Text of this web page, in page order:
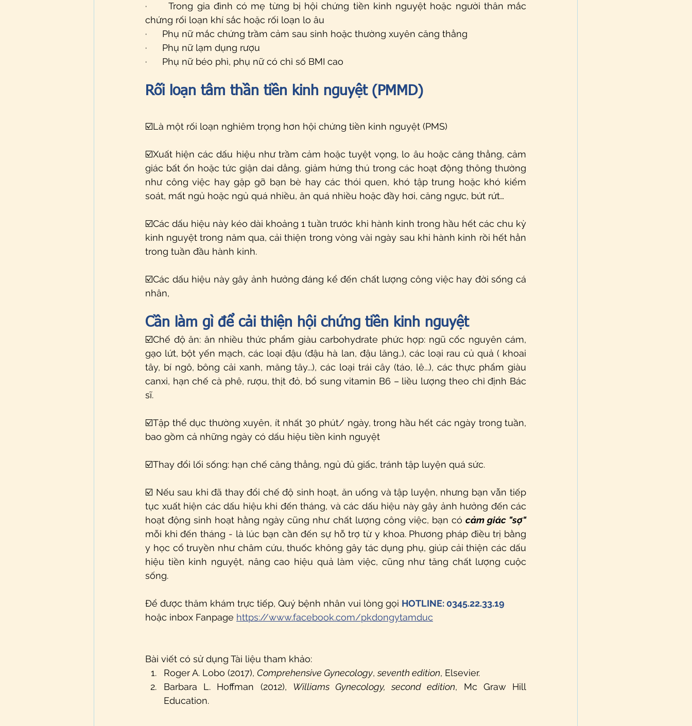
·      Trong gia đình có mẹ từng bị hội chứng tiền kinh nguyệt hoặc người thân mắc
chứng rối loạn khí sắc hoặc rối loạn lo âu
·      Phụ nữ mắc chứng trầm cảm sau sinh hoặc thường xuyên căng thẳng
·      Phụ nữ lạm dụng rượu
·      Phụ nữ béo phì, phụ nữ có chỉ số BMI cao
Rối loạn tâm thần tiền kinh nguyệt (PMMD)
☑️Là một rối loạn nghiêm trọng hơn hội chứng tiền kinh nguyệt (PMS)
☑️Xuất hiện các dấu hiệu như trầm cảm hoặc tuyệt vọng, lo âu hoặc căng thẳng, cảm
giác bất ổn hoặc tức giận dai dẳng, giảm hứng thú trong các hoạt động thông thường
như công việc hay gặp gỡ bạn bè hay các thói quen, khó tập trung hoặc khó kiểm
soát, mất ngủ hoặc ngủ quá nhiều, ăn quá nhiều hoặc đầy hơi, căng ngực, bứt rứt…
☑️Các dấu hiệu này kéo dài khoảng 1 tuần trước khi hành kinh trong hầu hết các chu kỳ
kinh nguyệt trong năm qua, cải thiện trong vòng vài ngày sau khi hành kinh rồi hết hẳn
trong tuần đầu hành kinh.
☑️Các dấu hiệu này gây ảnh hưởng đáng kể đến chất lượng công việc hay đời sống cá
nhân,
Cần làm gì để cải thiện hội chứng tiền kinh nguyệt
☑️Chế độ ăn: ăn nhiều thức phẩm giàu carbohydrate phức hợp: ngũ cốc nguyên cám,
gạo lứt, bột yến mạch, các loại đậu (đậu hà lan, đậu lăng..), các loại rau củ quả ( khoai
tây, bí ngô, bông cải xanh, măng tây...), các loại trái cây (táo, lê...), các thực phẩm giàu
canxi, hạn chế cà phê, rượu, thịt đỏ, bổ sung vitamin B6 – liều lượng theo chỉ định Bác
sĩ.
☑️Tập thể dục thường xuyên, ít nhất 30 phút/ ngày, trong hầu hết các ngày trong tuần,
bao gồm cả những ngày có dấu hiệu tiền kinh nguyệt
☑️Thay đổi lối sống: hạn chế căng thẳng, ngủ đủ giấc, tránh tập luyện quá sức.
☑️ Nếu sau khi đã thay đổi chế độ sinh hoạt, ăn uống và tập luyện, nhưng bạn vẫn tiếp
tục xuất hiện các dấu hiệu khi đến tháng, và các dấu hiệu này gây ảnh hưởng đến các
hoạt động sinh hoạt hằng ngày cũng như chất lượng công việc, bạn có cảm giác "sợ"
mỗi khi đến tháng - là lúc bạn cần đến sự hỗ trợ từ y khoa. Phương pháp điều trị bằng
y học cổ truyền như châm cứu, thuốc không gây tác dụng phụ, giúp cải thiện các dấu
hiệu tiền kinh nguyệt, nâng cao hiệu quả làm việc, cũng như tăng chất lượng cuộc
sống.
Để được thăm khám trực tiếp, Quý bệnh nhân vui lòng gọi HOTLINE: 0345.22.33.19
hoặc inbox Fanpage https://www.facebook.com/pkdongytamduc
Bài viết có sử dụng Tài liệu tham khảo:
Roger A. Lobo (2017), Comprehensive Gynecology, seventh edition, Elsevier.
Barbara L. Hoffman (2012), Williams Gynecology, second edition, Mc Graw Hill
Education.